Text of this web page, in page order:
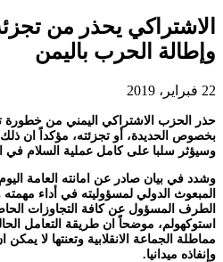
الاشتراكي يحذر من
وإطالة الحرب باليمن
22 فبراير، 2019
حذر الحزب الاشتراكي اليمني من خطورة
بخصوص الحديدة، أو تجزئته، مؤكداً ان
وسيؤثر سلبا على كامل عملية السلام في
وشدد في بيان صادر عن امانته العامة
المبعوث الدولي لمسؤوليته في أداء مهمته
الطرف المسؤول عن كافة التجاوزات
استوكهولم، موضحاً ان طريقة التعامل
مماطلة الجماعة الانقلابية وتعنتها لا
وإنفاذه ميدانيا.